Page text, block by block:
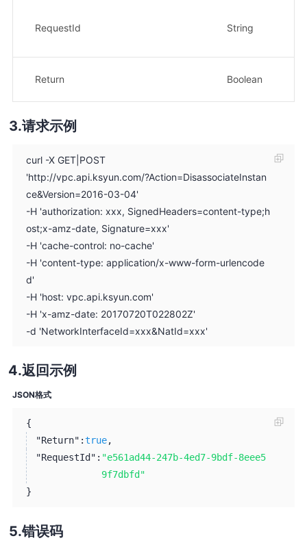
RequestId String
Return Boolean
请求示例
curl -X GET|POST
'http://vpc.api.ksyun.com/?Action=DisassociateInstan
ce&Version=2016-03-04'
-H 'authorization: xxx, SignedHeaders=content-type;h
ost;x-amz-date, Signature=xxx'
-H 'cache-control: no-cache'
-H 'content-type: application/x-www-form-urlencode
d'
-H 'host: vpc.api.ksyun.com'
-H 'x-amz-date: 20170720T022802Z'
-d 'NetworkInterfaceId=xxx&NatId=xxx'
返回示例
JSON格式
{
"Return":true,
"RequestId": "e561ad44-247b-4ed7-9bdf-8eee5
9f7dbfd"
}
错误码